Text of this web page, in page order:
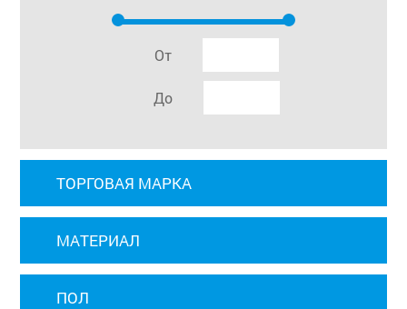
От
До
ТОРГОВАЯ МАРКА
МАТЕРИАЛ
ПОЛ